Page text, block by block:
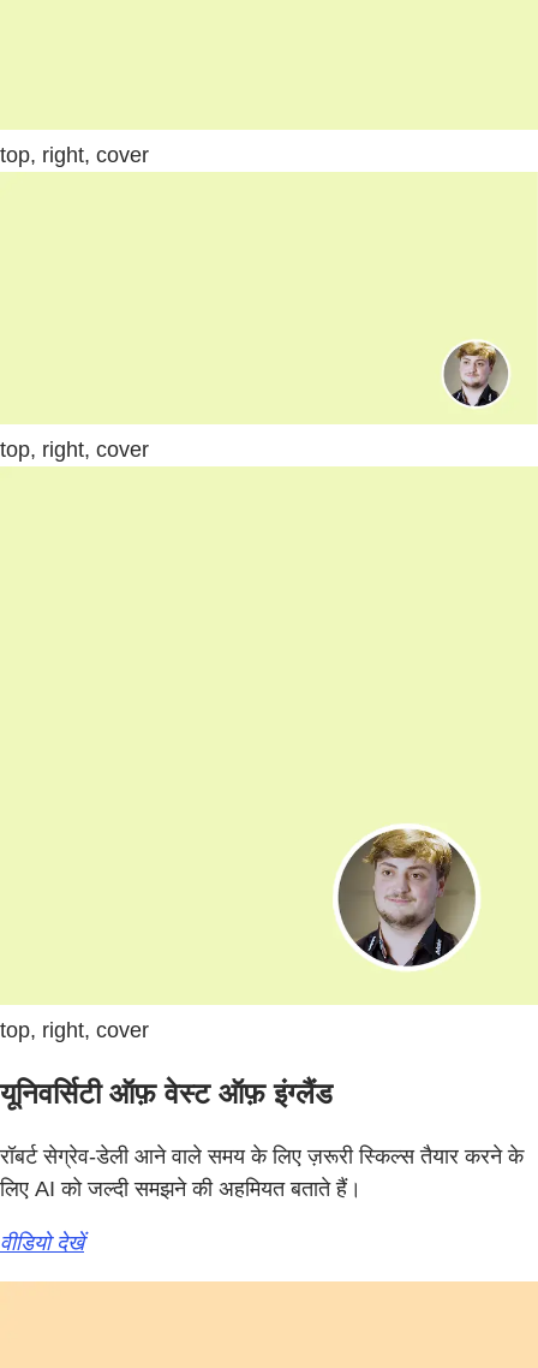
top, right, cover
top, right, cover
top, right, cover
यूनिवर्सिटी ऑफ़ वेस्ट ऑफ़ इंग्लैंड
रॉबर्ट सेग्रेव-डेली आने वाले समय के लिए ज़रूरी स्किल्स तैयार करने के
लिए AI को जल्दी समझने की अहमियत बताते हैं।
वीडियो देखें